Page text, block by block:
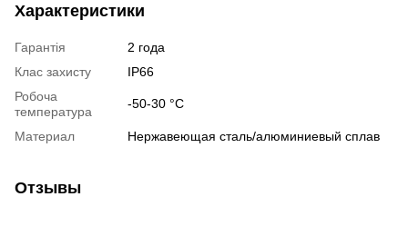
Характеристики
Гарантія
2 года
Клас захисту
IP66
Робоча
температура
-50-30 °С
Материал Нержавеющая сталь/алюминиевый сплав
Отзывы